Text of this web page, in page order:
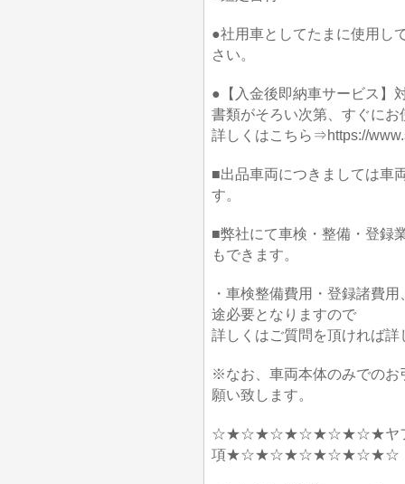
●社用車としてたまに使用し
さい。
●【入金後即納車サービス】
書類がそろい次第、すぐに
詳しくはこちら⇒https://
■出品車両につきましては車
す。
■弊社にて車検・整備・登録
もできます。
・車検整備費用・登録諸費
途必要となりますので
詳しくはご質問を頂ければ
※なお、車両本体のみでのお
願い致します。
☆★☆★☆★☆★☆★☆★ヤフーオ
項★☆★☆★☆★☆★☆★☆